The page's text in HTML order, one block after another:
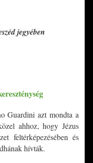
jegyében
Guardini azt mondta a
ahhoz, hogy Jézus
feltérképezésében és
hívták.